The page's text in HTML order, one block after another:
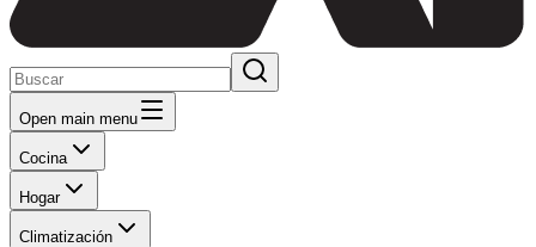
Open main menu
Cocina
Hogar
Climatización